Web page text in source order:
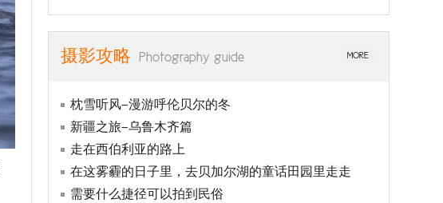
摄影攻略 Photography guide MORE
枕雪听风—漫游呼伦贝尔的冬
新疆之旅—乌鲁木齐篇
走在西伯利亚的路上
在这雾霾的日子里，去贝加尔湖的童话田园里走走
需要什么捷径可以拍到民俗